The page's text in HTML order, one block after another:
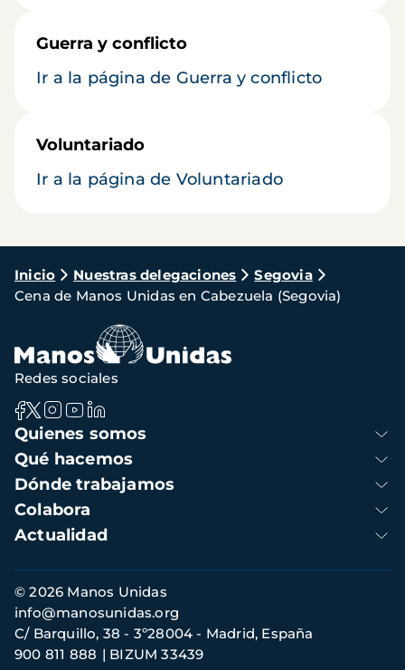
Guerra y conflicto
Ir a la página de Guerra y conflicto
Voluntariado
Ir a la página de Voluntariado
Ruta
de
navegación
Inicio Nuestras delegaciones
Segovia
Cena de Manos Unidas en Cabezuela (Segovia)
Navegación
principal
Quienes somos
Qué hacemos
Dónde trabajamos
Colabora
Actualidad
Redes sociales
Información
de
contacto
© 2026 Manos Unidas
C/ Barquillo, 38 - 3º28004 - Madrid, España
900 811 888
BIZUM 33439
info@manosunidas.org